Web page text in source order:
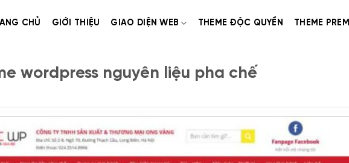
CHỦ GIỚI THIỆU GIAO DIỆN WEB THEME ĐỘC QUYỀN THEME
wordpress nguyên liệu pha chế